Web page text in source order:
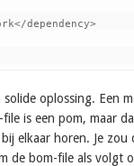
dependency>
oplossing. Een
is een pom, maar
elkaar horen. Je
de bom-file als volgt